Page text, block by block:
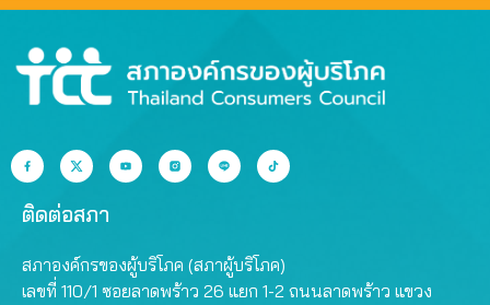
ติดต่อสภา
สภาองค์กรของผู้บริโภค (สภาผู้บริโภค)
เลขที่ 110/1 ซอยลาดพร้าว 26 แยก 1-2 ถนนลาดพร้าว แขวง